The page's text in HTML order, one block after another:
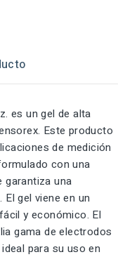
es un gel de alta
Este producto
de medición
con una
garantiza una
gel viene en un
y económico. El
gama de electrodos
para su uso en